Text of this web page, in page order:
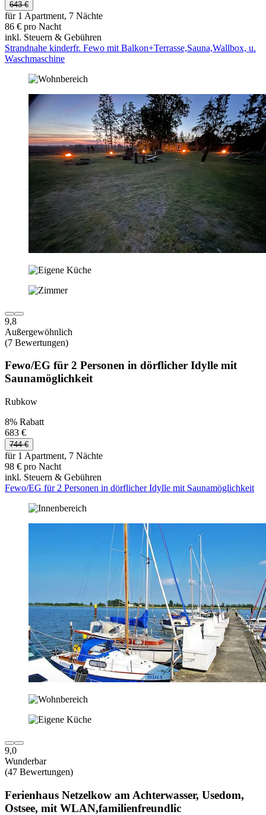
643 €
für 1 Apartment, 7 Nächte
86 € pro Nacht
inkl. Steuern & Gebühren
Strandnahe kinderfr. Fewo mit Balkon+Terrasse,Sauna,Wallbox, u.
Waschmaschine
9,8
Außergewöhnlich
(7 Bewertungen)
Fewo/EG für 2 Personen in dörflicher Idylle mit
Saunamöglichkeit
Rubkow
8% Rabatt
683 €
744 €
für 1 Apartment, 7 Nächte
98 € pro Nacht
inkl. Steuern & Gebühren
Fewo/EG für 2 Personen in dörflicher Idylle mit Saunamöglichkeit
9,0
Wunderbar
(47 Bewertungen)
Ferienhaus Netzelkow am Achterwasser, Usedom,
Ostsee, mit WLAN,familienfreundlic